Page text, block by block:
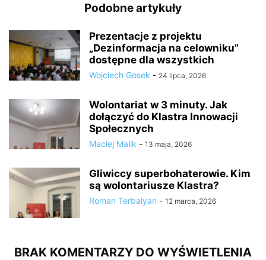
Podobne artykuły
Prezentacje z projektu
„Dezinformacja na celowniku”
dostępne dla wszystkich
Wojciech Gosek - 24 lipca, 2026
Wolontariat w 3 minuty. Jak
dołączyć do Klastra Innowacji
Społecznych
Maciej Malik - 13 maja, 2026
Gliwiccy superbohaterowie. Kim
są wolontariusze Klastra?
Roman Terbalyan - 12 marca, 2026
BRAK KOMENTARZY DO WYŚWIETLENIA